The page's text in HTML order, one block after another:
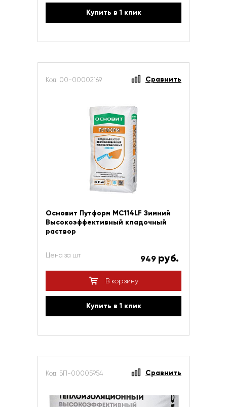
Купить в 1 клик
Код: 00-00002169 Сравнить
Основит Путформ МС114LF Зимний
Высокоэффективный кладочный
раствор
Цена за шт 949 руб.
В корзину
Купить в 1 клик
Код: БП-00005954 Сравнить